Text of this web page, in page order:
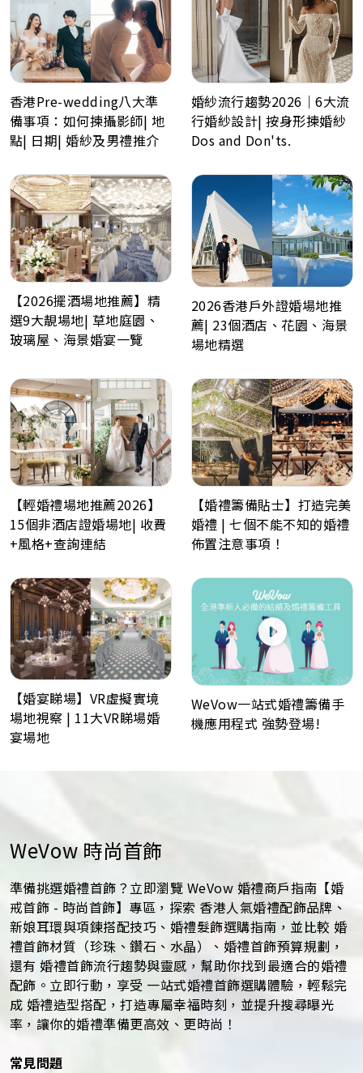
香港Pre-wedding八大準
備事項：如何揀攝影師| 地
點| 日期| 婚紗及男禮推介
婚紗流行趨勢2026｜6大流
行婚紗設計| 按身形揀婚紗
Dos and Don'ts.
【2026擺酒場地推薦】精
選9大靚場地| 草地庭園、
玻璃屋、海景婚宴一覽
2026香港戶外證婚場地推
薦| 23個酒店、花園、海景
場地精選
【輕婚禮場地推薦2026】
15個非酒店證婚場地| 收費
+風格+查詢連結
【婚禮籌備貼士】打造完美
婚禮 | 七個不能不知的婚禮
佈置注意事項！
【婚宴睇場】VR虛擬實境
場地視察 | 11大VR睇場婚
宴場地
WeVow一站式婚禮籌備手
機應用程式 強勢登場!
WeVow 時尚首飾
準備挑選婚禮首飾？立即瀏覽 WeVow 婚禮商戶指南【婚
戒首飾 - 時尚首飾】專區，探索 香港人氣婚禮配飾品牌、
新娘耳環與項鍊搭配技巧、婚禮髮飾選購指南，並比較 婚
禮首飾材質（珍珠、鑽石、水晶）、婚禮首飾預算規劃，
還有 婚禮首飾流行趨勢與靈感，幫助你找到最適合的婚禮
配飾。立即行動，享受 一站式婚禮首飾選購體驗，輕鬆完
成 婚禮造型搭配，打造專屬幸福時刻，並提升搜尋曝光
率，讓你的婚禮準備更高效、更時尚！
常見問題